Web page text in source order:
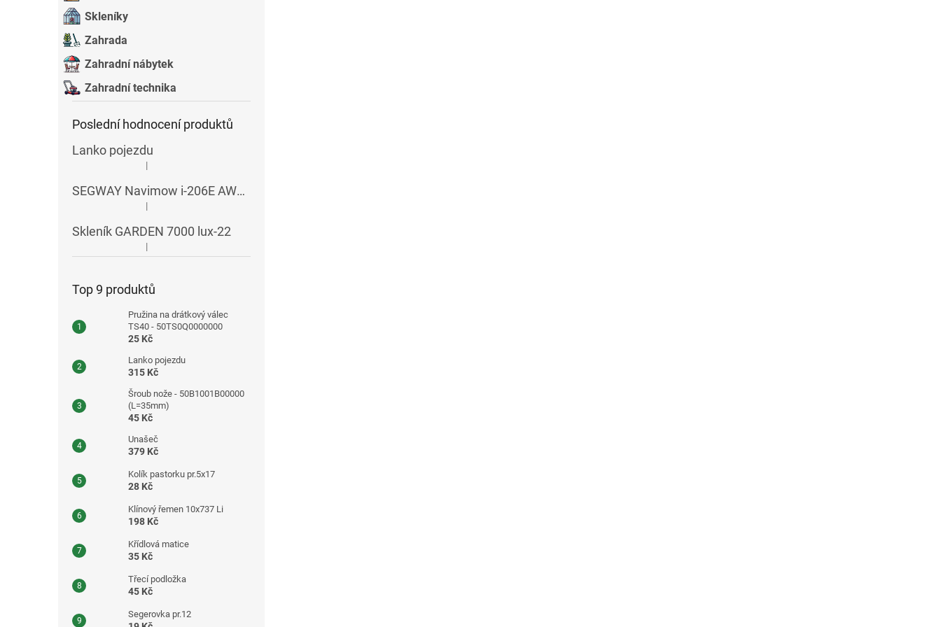
Skleníky
Zahrada
Zahradní nábytek
Zahradní technika
Poslední hodnocení produktů
Lanko pojezdu
Hodnocení produktu je 5 z 5 hvězdiček.
|
SEGWAY Navimow i-206E AWD RTK
Hodnocení produktu je 5 z 5 hvězdiček.
|
Skleník GARDEN 7000 lux-22
Hodnocení produktu je 5 z 5 hvězdiček.
|
Top 9 produktů
Pružina na drátkový válec
TS40 - 50TS0Q0000000
25 Kč
Lanko pojezdu
315 Kč
Šroub nože - 50B1001B00000
(L=35mm)
45 Kč
Unašeč
379 Kč
Kolík pastorku pr.5x17
28 Kč
Klínový řemen 10x737 Li
198 Kč
Křídlová matice
35 Kč
Třecí podložka
45 Kč
Segerovka pr.12